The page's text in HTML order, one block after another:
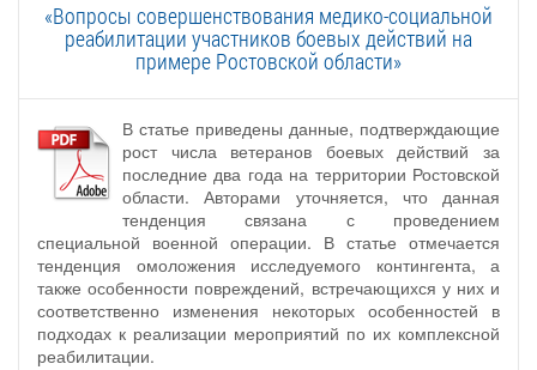
«Вопросы совершенствования медико-социальной
реабилитации участников боевых действий на
примере Ростовской области»
В статье приведены данные, подтверждающие
рост числа ветеранов боевых действий за
последние два года на территории Ростовской
области. Авторами уточняется, что данная
тенденция связана с проведением
специальной военной операции. В статье отмечается
тенденция омоложения исследуемого контингента, а
также особенности повреждений, встречающихся у них и
соответственно изменения некоторых особенностей в
подходах к реализации мероприятий по их комплексной
реабилитации.